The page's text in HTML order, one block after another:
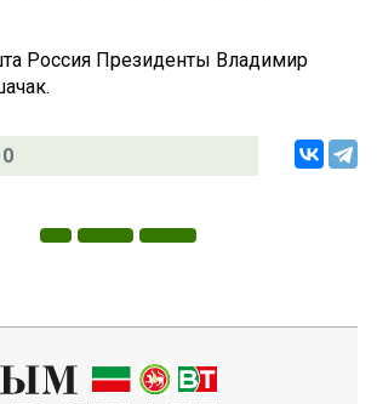
Россия Президенты Владимир